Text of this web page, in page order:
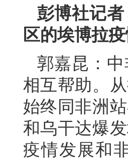
彭博社记
区的埃博拉
郭嘉昆：
相互帮助。
始终同非洲
和乌干达爆
疫情发展和